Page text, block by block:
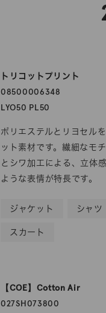
トリコットプリント
08500006348
LYO50 PL50
ポリエステルとリヨセル
ット素材です。繊細なモ
とシワ加工による、立体
ような表情が特長です。
ジャケット シャツ
スカート
【COE】Cotton Air
027SH073800